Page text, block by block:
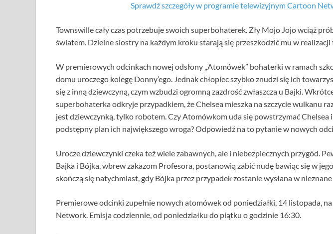
Sprawdź szczegóły w programie telewizyjnym Cartoon
Townswille cały czas potrzebuje swoich superbohaterek. Zły Mojo Jojo wciąż
światem. Dzielne siostry na każdym kroku starają się przeszkodzić mu w realizacji
W premierowych odcinkach nowej odsłony „Atomówek” bohaterki w ramach
domu uroczego kolegę Donny’ego. Jednak chłopiec szybko znudzi się ich
się z inną dziewczyną, czym wzbudzi ogromną zazdrość zwłaszcza u Bajki.
superbohaterka odkryje przypadkiem, że Chelsea mieszka na szczycie wulkanu
jest dziewczynką, tylko robotem. Czy Atomówkom uda się powstrzymać Chelsea
podstępny plan ich największego wroga? Odpowiedź na to pytanie w nowych
Urocze dziewczynki czeka też wiele zabawnych, ale i niebezpiecznych przygód.
Bajka i Bójka, wbrew zakazom Profesora, postanowią zabić nudę bawiąc się w
skończą się natychmiast, gdy Bójka przez przypadek zostanie wysłana w
Premierowe odcinki zupełnie nowych atomówek od poniedziałki, 14 listopada,
Network. Emisja codziennie, od poniedziałku do piątku o godzinie 16:30.